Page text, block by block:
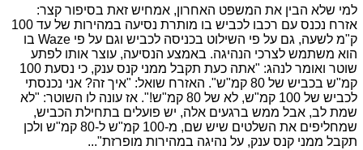
למי שלא הבין את המשפט האחרון, אמחיש זאת בסיפור קצר:
אזרח נכנס עם רכבו לכביש בו מותרת נסיעה במהירות של עד 100
ק"מ לשעה, גם על פי השילוט בכניסה לכביש וגם על פי Waze בו
הוא משתמש לצרכי הנהיגה. באמצע הנסיעה, עוצר אותו לפתע
שוטר ואומר לנהג: "אתה כעת תקבל ממני קנס ענק, כי נסעת 100
קמ"ש בכביש של 80 קמ"ש". האזרח שואל: "איך זה? אני נכנסתי
לכביש של 100 קמ"ש, לא של 80 קמ"ש!". אז עונה לו השוטר: "לא
שמת לב, אבל ממש ברגעים אלה, יש פועלים בתחילת הכביש,
שמחליפים את השלטים שיש שם, מ-100 קמ"ש ל-80 קמ"ש ולכן
תקבל ממני קנס ענק, על נהיגה במהירות מופרזת"...